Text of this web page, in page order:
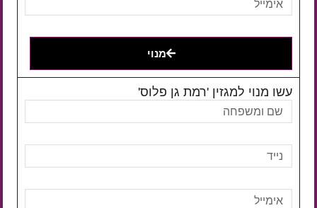
מנוי
עשו מנוי למגזין 'רמת גן פלוס'